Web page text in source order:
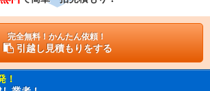
完全無料！かんたん依頼！
引越し見積もりをする
！